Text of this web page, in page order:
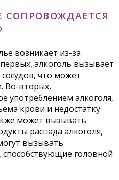
СОПРОВОЖДАЕТСЯ
возникает из-за
алкоголь вызывает
что может
Во-вторых,
употреблением алкоголя,
крови и недостатку
может вызывать
распада алкоголя,
вызывать
головной